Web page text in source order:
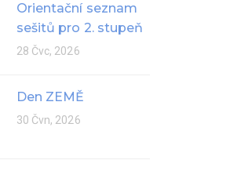
Orientační seznam
sešitů pro 2. stupeň
28 Čvc, 2026
Den ZEMĚ
30 Čvn, 2026